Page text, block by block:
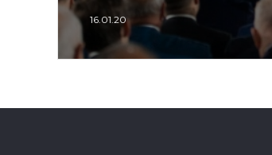
16.01.20